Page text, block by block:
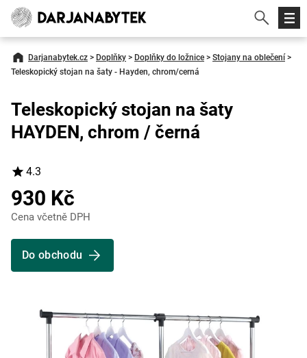
Darjanabytek.cz > Doplňky > Doplňky do ložnice > Stojany na oblečení >
Teleskopický stojan na šaty - Hayden, chrom/cerná
Teleskopický stojan na šaty
HAYDEN, chrom / černá
4.3
930 Kč
Cena včetně DPH
Do obchodu